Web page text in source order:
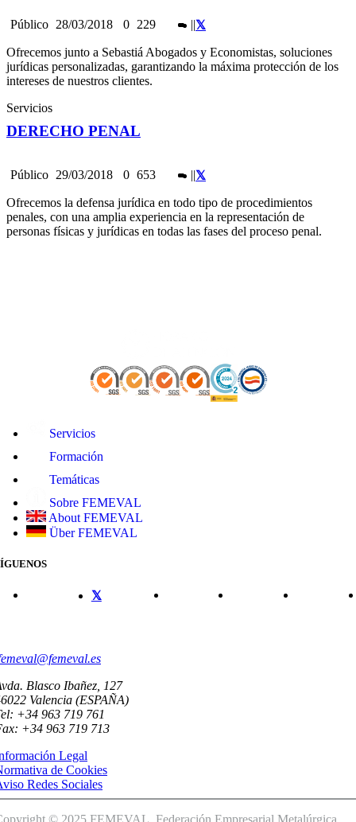
Público 28/03/2018 0 229 ||
Ofrecemos junto a Sebastiá Abogados y Economistas, soluciones
jurídicas personalizadas, garantizando la máxima protección de los
intereses de nuestros clientes.
Servicios
DERECHO PENAL
Público 29/03/2018 0 653 ||
Ofrecemos la defensa jurídica en todo tipo de procedimientos
penales, con una amplia experiencia en la representación de
personas físicas y jurídicas en todas las fases del proceso penal.
Servicios
Formación
Temáticas
Sobre FEMEVAL
About FEMEVAL
Über FEMEVAL
Blasco Ibañez, 127
Valencia (ESPAÑA)
+34 963 719 761
+34 963 719 713
Legal
de Cookies
Redes Sociales
© 2025 FEMEVAL. Federación Empresarial Metalúrgica